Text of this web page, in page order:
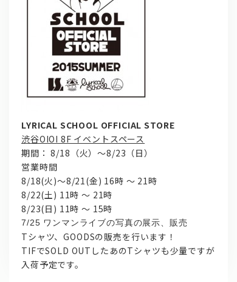
LYRICAL SCHOOL OFFICIAL STORE
渋谷OIOI 8F イベントスペース
期間： 8/18（火）～8/23（日）
営業時間
8/18(火)～8/21(金) 16時 ～ 21時
8/22(土) 11時 ～ 21時
8/23(日) 11時 ～ 15時
7/25 ワンマンライブの写真の展示、販売
Tシャツ、GOODSの販売を行います！
TIFでSOLD OUTしたあのTシャツも少量ですが
入荷予定です。
問い合わせ, 取材,出演依頼
lyrical school official web shop